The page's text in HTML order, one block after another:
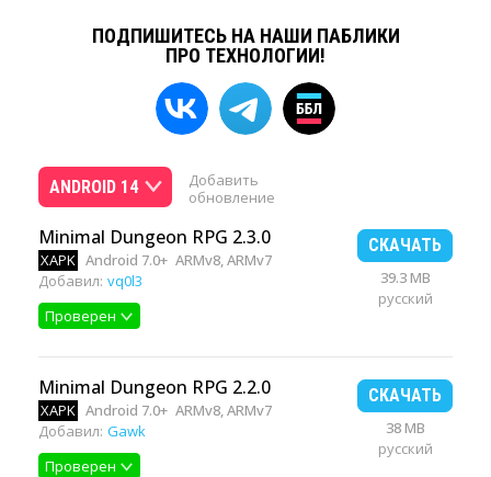
ПОДПИШИТЕСЬ НА НАШИ ПАБЛИКИ
ПРО ТЕХНОЛОГИИ!
ANDROID 14
Добавить
обновление
Minimal Dungeon RPG 2.3.0
XAPK Android 7.0+ ARMv8, ARMv7
Добавил: vq0l3
Проверен
СКАЧАТЬ
39.3 MB
русский
Minimal Dungeon RPG 2.2.0
XAPK Android 7.0+ ARMv8, ARMv7
Добавил: Gawk
Проверен
СКАЧАТЬ
38 MB
русский